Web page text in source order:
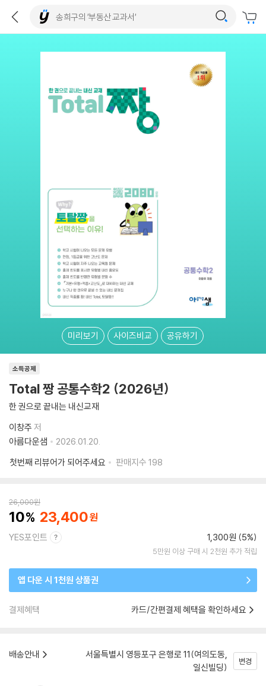
미리보기 사이즈비교 공유하기
소득공제
Total 짱 공통수학2 (2026년)
한 권으로 끝내는 내신교재
이창주 저
아름다운샘
2026.01.20.
첫번째 리뷰어가 되어주세요
판매지수 198
26,000원
10 23,400
YES포인트 1,300원 (5%)
5만원 이상 구매 시 2천원 추가 적립
앱 다운 시 1천원 상품권
결제혜택 카드/간편결제 혜택을 확인하세요
배송안내
서울특별시 영등포구 은행로 11(여의도동,
일신빌딩)
변경